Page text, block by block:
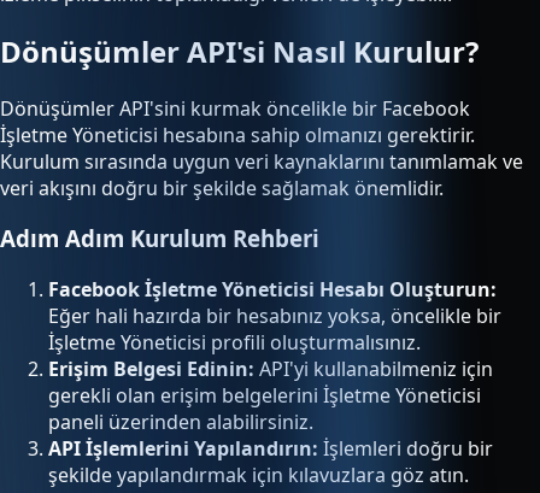
Dönüşümler API'si Nasıl Kurulur?
Dönüşümler API'sini kurmak öncelikle bir Facebook
İşletme Yöneticisi hesabına sahip olmanızı gerektirir.
Kurulum sırasında uygun veri kaynaklarını tanımlamak ve
veri akışını doğru bir şekilde sağlamak önemlidir.
Adım Adım Kurulum Rehberi
Facebook İşletme Yöneticisi Hesabı Oluşturun:
Eğer hali hazırda bir hesabınız yoksa, öncelikle bir
İşletme Yöneticisi profili oluşturmalısınız.
Erişim Belgesi Edinin: API'yi kullanabilmeniz için
gerekli olan erişim belgelerini İşletme Yöneticisi
paneli üzerinden alabilirsiniz.
API İşlemlerini Yapılandırın: İşlemleri doğru bir
şekilde yapılandırmak için kılavuzlara göz atın.